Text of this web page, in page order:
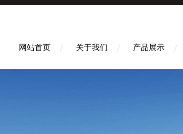
网站首页 关于我们 产品展示